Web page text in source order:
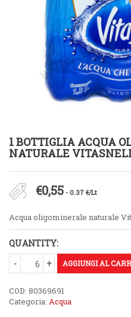
1 BOTTIGLIA ACQUA
NATURALE
€0,55 - 0.37 €/Lt
Acqua oligominerale naturale
QUANTITY:
AGGIUNGI AL
COD: 80369691
Categoria: Acqua